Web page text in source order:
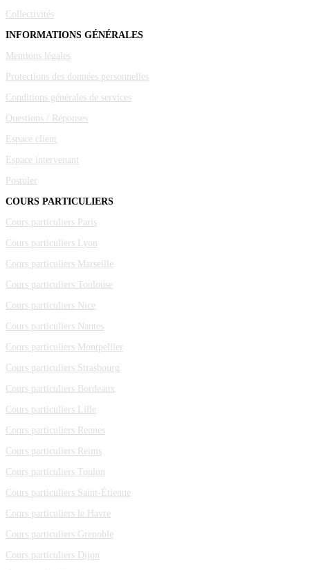
Collectivités
INFORMATIONS GÉNÉRALES
Mentions légales
Protections des données personnelles
Conditions générales de services
Questions / Réponses
Espace client
Espace intervenant
Postuler
COURS PARTICULIERS
Cours particuliers Paris
Cours particuliers Lyon
Cours particuliers Marseille
Cours particuliers Toulouse
Cours particuliers Nice
Cours particuliers Nantes
Cours particuliers Montpellier
Cours particuliers Strasbourg
Cours particuliers Bordeaux
Cours particuliers Lille
Cours particuliers Rennes
Cours particuliers Reims
Cours particuliers Toulon
Cours particuliers Saint-Étienne
Cours particuliers le Havre
Cours particuliers Grenoble
Cours particuliers Dijon